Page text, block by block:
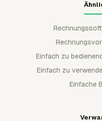
Einfach zu
Einfach zu
Einfache